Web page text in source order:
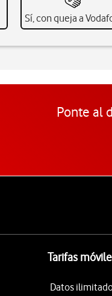
Sí, con queja a
Ponte al
Vodafone
Tarifas
Datos